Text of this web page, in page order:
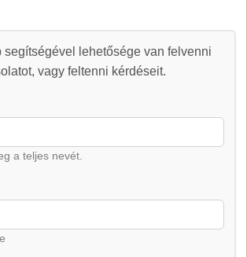
segítségével lehetősége van felvenni
vagy feltenni kérdéseit.
a teljes nevét.